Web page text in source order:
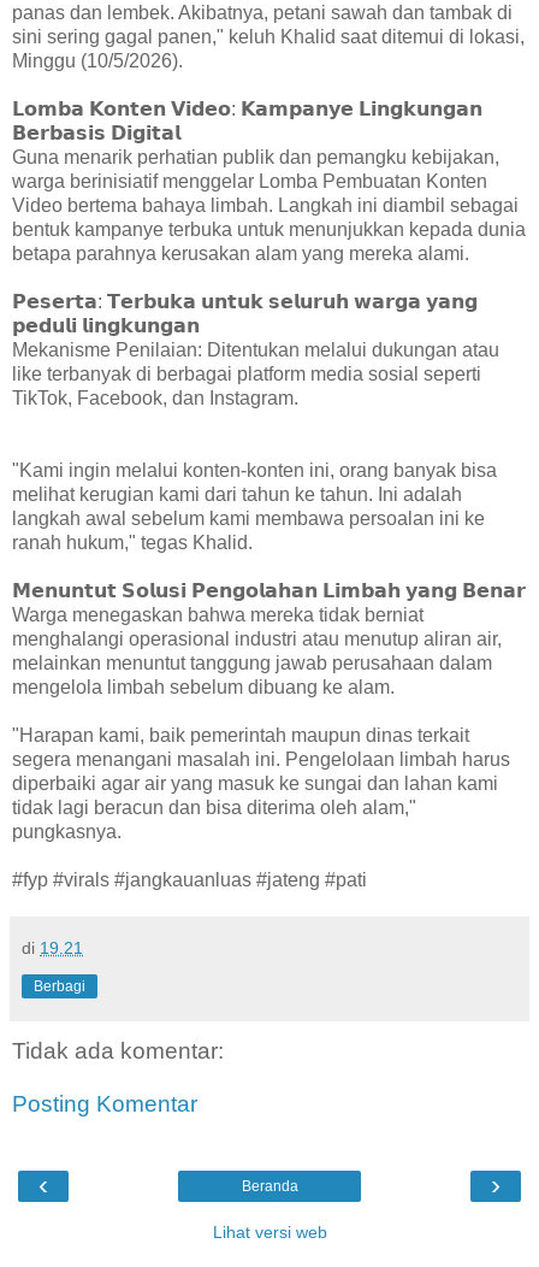
panas dan lembek. Akibatnya, petani sawah dan tambak di
sini sering gagal panen," keluh Khalid saat ditemui di lokasi,
Minggu (10/5/2026).
𝗟𝗼𝗺𝗯𝗮 𝗞𝗼𝗻𝘁𝗲𝗻 𝗩𝗶𝗱𝗲𝗼: 𝗞𝗮𝗺𝗽𝗮𝗻𝘆𝗲 𝗟𝗶𝗻𝗴𝗸𝘂𝗻𝗴𝗮𝗻
𝗕𝗲𝗿𝗯𝗮𝘀𝗶𝘀 𝗗𝗶𝗴𝗶𝘁𝗮𝗹
Guna menarik perhatian publik dan pemangku kebijakan,
warga berinisiatif menggelar Lomba Pembuatan Konten
Video bertema bahaya limbah. Langkah ini diambil sebagai
bentuk kampanye terbuka untuk menunjukkan kepada dunia
betapa parahnya kerusakan alam yang mereka alami.
𝗣𝗲𝘀𝗲𝗿𝘁𝗮: 𝗧𝗲𝗿𝗯𝘂𝗸𝗮 𝘂𝗻𝘁𝘂𝗸 𝘀𝗲𝗹𝘂𝗿𝘂𝗵 𝘄𝗮𝗿𝗴𝗮 𝘆𝗮𝗻𝗴
𝗽𝗲𝗱𝘂𝗹𝗶 𝗹𝗶𝗻𝗴𝗸𝘂𝗻𝗴𝗮𝗻
Mekanisme Penilaian: Ditentukan melalui dukungan atau
like terbanyak di berbagai platform media sosial seperti
TikTok, Facebook, dan Instagram.
"Kami ingin melalui konten-konten ini, orang banyak bisa
melihat kerugian kami dari tahun ke tahun. Ini adalah
langkah awal sebelum kami membawa persoalan ini ke
ranah hukum," tegas Khalid.
𝗠𝗲𝗻𝘂𝗻𝘁𝘂𝘁 𝗦𝗼𝗹𝘂𝘀𝗶 𝗣𝗲𝗻𝗴𝗼𝗹𝗮𝗵𝗮𝗻 𝗟𝗶𝗺𝗯𝗮𝗵 𝘆𝗮𝗻𝗴 𝗕𝗲𝗻𝗮𝗿
Warga menegaskan bahwa mereka tidak berniat
menghalangi operasional industri atau menutup aliran air,
melainkan menuntut tanggung jawab perusahaan dalam
mengelola limbah sebelum dibuang ke alam.
"Harapan kami, baik pemerintah maupun dinas terkait
segera menangani masalah ini. Pengelolaan limbah harus
diperbaiki agar air yang masuk ke sungai dan lahan kami
tidak lagi beracun dan bisa diterima oleh alam,"
pungkasnya.
#fyp #virals #jangkauanluas #jateng #pati
di 19.21
Berbagi
Tidak ada komentar:
Posting Komentar
‹ ›
Beranda
Lihat versi web